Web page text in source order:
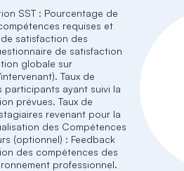
SST : Pourcentage de
requises et
satisfaction des
de satisfaction
globale sur
Taux de
ayant suivi la
prévues. Taux de
revenant pour la
des Compétences
(optionnel) : Feedback
des compétences des
professionnel.